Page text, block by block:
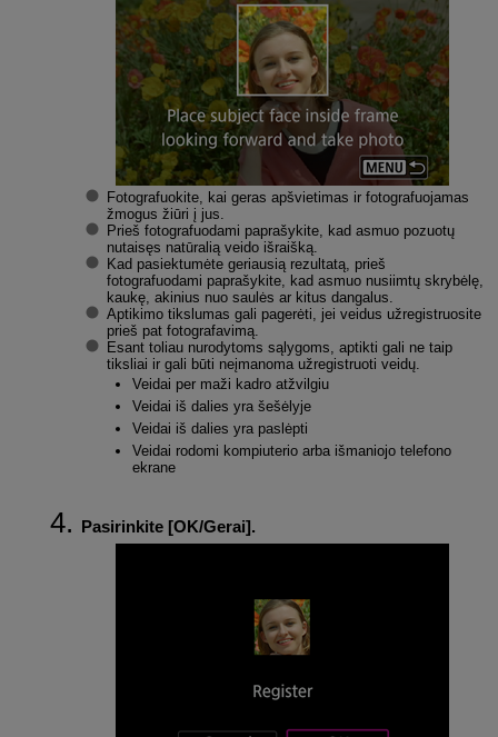
Fotografuokite, kai geras apšvietimas ir fotografuojamas
žmogus žiūri į jus.
Prieš fotografuodami paprašykite, kad asmuo pozuotų
nutaisęs natūralią veido išraišką.
Kad pasiektumėte geriausią rezultatą, prieš
fotografuodami paprašykite, kad asmuo nusiimtų skrybėlę,
kaukę, akinius nuo saulės ar kitus dangalus.
Aptikimo tikslumas gali pagerėti, jei veidus užregistruosite
prieš pat fotografavimą.
Esant toliau nurodytoms sąlygoms, aptikti gali ne taip
tiksliai ir gali būti neįmanoma užregistruoti veidų.
Veidai per maži kadro atžvilgiu
Veidai iš dalies yra šešėlyje
Veidai iš dalies yra paslėpti
Veidai rodomi kompiuterio arba išmaniojo telefono
ekrane
Pasirinkite [OK/Gerai].